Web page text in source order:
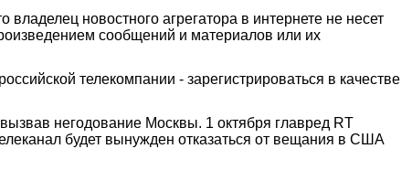
новостного агрегатора в интернете не несет
сообщений и материалов или их
телекомпании - зарегистрироваться в качестве
негодование Москвы. 1 октября главред RT
будет вынужден отказаться от вещания в США